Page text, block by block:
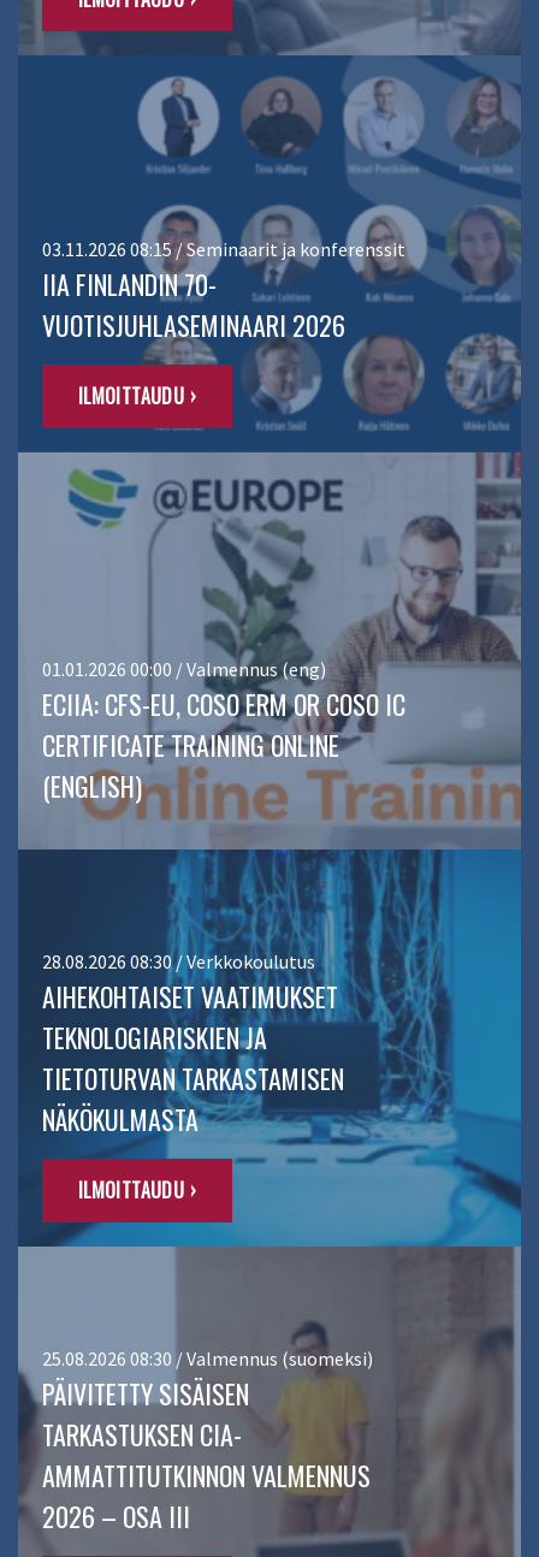
03.11.2026 08:15 / Seminaarit ja konferenssit
IIA FINLANDIN 70-
VUOTISJUHLASEMINAARI 2026
ILMOITTAUDU ›
01.01.2026 00:00 / Valmennus (eng)
ECIIA: CFS-EU, COSO ERM OR COSO IC
CERTIFICATE TRAINING ONLINE
(ENGLISH)
28.08.2026 08:30 / Verkkokoulutus
AIHEKOHTAISET VAATIMUKSET
TEKNOLOGIARISKIEN JA
TIETOTURVAN TARKASTAMISEN
NÄKÖKULMASTA
ILMOITTAUDU ›
25.08.2026 08:30 / Valmennus (suomeksi)
PÄIVITETTY SISÄISEN
TARKASTUKSEN CIA-
AMMATTITUTKINNON VALMENNUS
2026 – OSA III